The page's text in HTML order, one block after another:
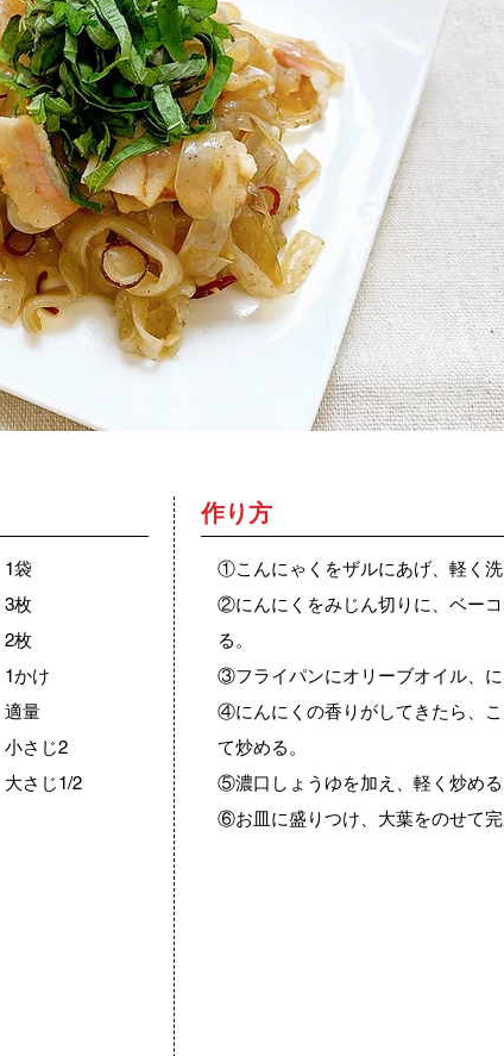
1袋
3枚
2枚
1かけ
適量
小さじ2
大さじ1/2
作り方
①こんにゃくをザルにあげ、軽く洗
②にんにくをみじん切りに、ベー
る。
③フライパンにオリーブオイル、に
④にんにくの香りがしてきたら、
て炒める。
⑤濃口しょうゆを加え、軽く炒める
⑥お皿に盛りつけ、大葉をのせて完